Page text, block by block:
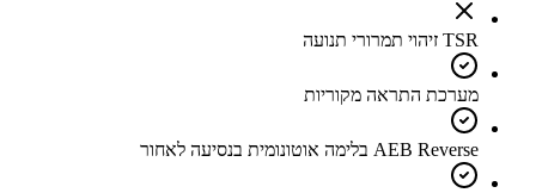
TSR זיהוי תמרורי תנועה
מערכת התראה מקוריות
AEB Reverse בלימה אוטונומית בנסיעה לאחור